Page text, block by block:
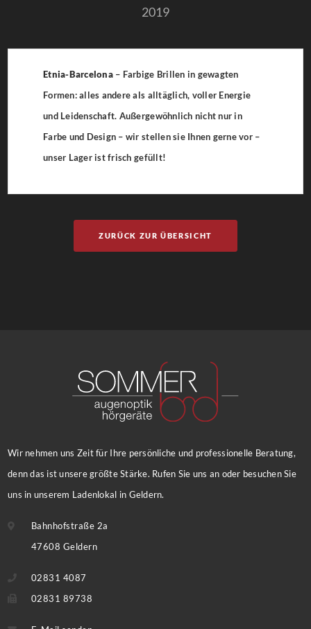
2019
Etnia-Barcelona– Farbige Brillen in gewagten
Formen: alles andere als alltäglich, voller Energie
und Leidenschaft. Außergewöhnlich nicht nur in
Farbe und Design – wir stellen sie Ihnen gerne vor –
unser Lager ist frisch gefüllt!
ZURÜCK ZUR ÜBERSICHT
Wir nehmen uns Zeit für Ihre persönliche und professionelle Beratung,
denn das ist unsere größte Stärke. Rufen Sie uns an oder besuchen Sie
uns in unserem Ladenlokal in Geldern.
Bahnhofstraße 2a
47608 Geldern
02831 4087
02831 89738